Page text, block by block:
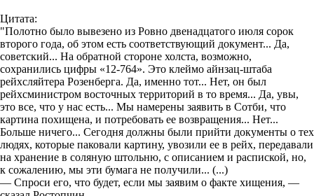
Цитата:
"Полотно было вывезено из Ровно двенадцатого июля сорок
второго года, об этом есть соответствующий документ... Да,
советский... На обратной стороне холста, возможно,
сохранились цифры «12-764». Это клеймо айнзац-штаба
рейхсляйтера Розенберга. Да, именно тот... Нет, он был
рейхсминистром восточных территорий в то время... Да, увы,
это все, что у нас есть... Мы намерены заявить в Сотби, что
картина похищена, и потребовать ее возвращения... Нет...
Больше ничего... Сегодня должны были прийти документы о тех
людях, которые паковали картину, увозили ее в рейх, передавали
на хранение в соляную штольню, с описанием и распиской, но,
к сожалению, мы эти бумага не получили... (...)
— Спроси его, что будет, если мы заявим о факте хищения, —